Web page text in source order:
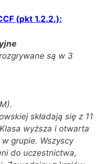
(pkt 1.2.2.):
są w 3
składają się z 11
wyższa i otwarta
grupie. Wszyscy
do uczestnictwa,